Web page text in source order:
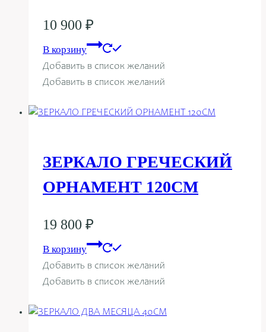
10 900 ₽
В корзину
Добавить в список желаний
Добавить в список желаний
ЗЕРКАЛО ГРЕЧЕСКИЙ
ОРНАМЕНТ 120СМ
19 800 ₽
В корзину
Добавить в список желаний
Добавить в список желаний